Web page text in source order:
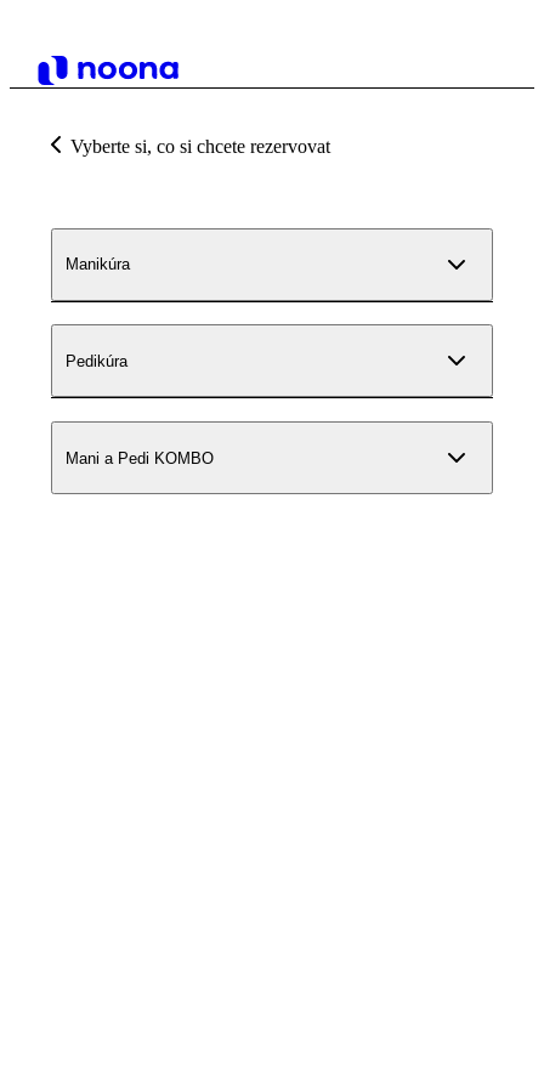
Vyberte si, co si chcete rezervovat
Manikúra
Pedikúra
Mani a Pedi KOMBO